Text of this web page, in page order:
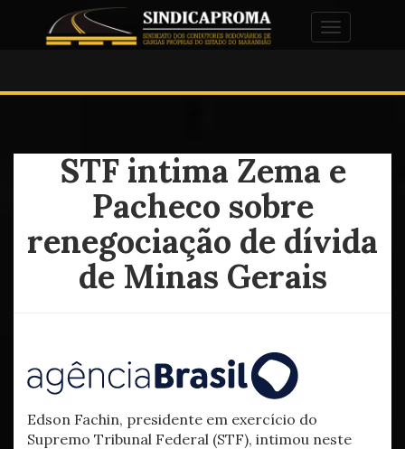
Alternar
STF intima Zema e
Pacheco sobre
renegociação de dívida
de Minas Gerais
Edson Fachin, presidente em exercício do
Supremo Tribunal Federal (STF), intimou neste